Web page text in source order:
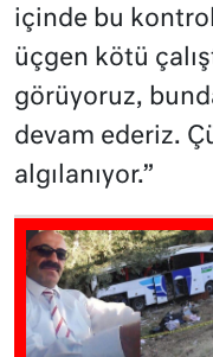
içinde bu
üçgen kötü
görüyoruz,
devam ederiz.
algılanıyor.”